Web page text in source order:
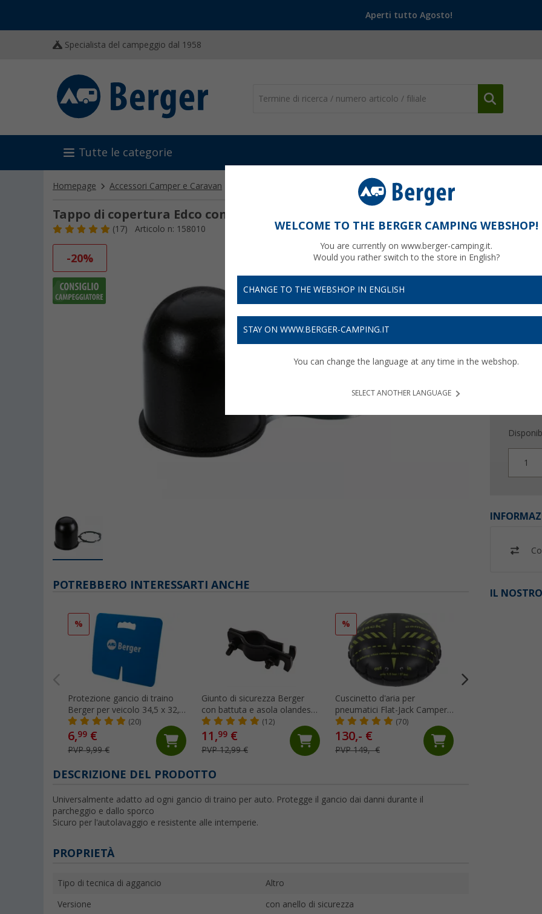
Aperti tutto Agosto!
Specialista del campeggio dal 1958
Tutte le categorie
Homepage Accessori Camper e Caravan Ganci di traino Tappo di copertura Edco
Tappo di copertura Edco con anello di sicurezza
(17) Articolo n: 158010
-20%
3,99
Prezzi IVA
1
IL
POTREBBERO INTERESSARTI ANCHE
%
Protezione gancio di traino
Berger per veicolo 34,5 x 32,1
cm
(20)
6,99 €
PVP 9,99 €
Giunto di sicurezza Berger
con battuta e asola olandese
nero
(12)
11,99 €
PVP 12,99 €
%
Cuscinetto d'aria per
pneumatici Flat-Jack Camper
2.0 per veicoli fino a 6
tonnellate e fino a 305 mm di
larghezza del pneumatico
(70)
130,- €
PVP 149,- €
DESCRIZIONE DEL PRODOTTO
Universalmente adatto ad ogni gancio di traino per auto. Protegge il gancio dai danni durante il
parcheggio e dallo sporco
Sicuro per l'autolavaggio e resistente alle intemperie.
PROPRIETÀ
Tipo di tecnica di aggancio Altro
Versione con anello di sicurezza
WELCOME TO THE BERGER CAMPING WEBSHOP!
You are currently on www.berger-camping.it.
Would you rather switch to the store in English?
CHANGE TO THE WEBSHOP IN ENGLISH
STAY ON WWW.BERGER-CAMPING.IT
You can change the language at any time in the webshop.
SELECT ANOTHER LANGUAGE